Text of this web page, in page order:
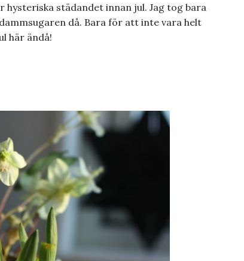
städandet innan jul. Jag tog bara
då. Bara för att inte vara helt
här ändå!